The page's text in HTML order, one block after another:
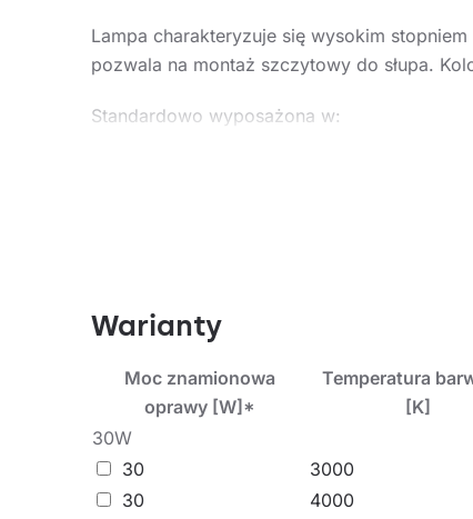
Lampa charakteryzuje się wysokim
pozwala na montaż szczytowy do słupa.
Standardowo wyposażona w:
Lampa drogowa do stosowania w
parków.
Warianty
Moc znamionowa
oprawy [W]*
Temperatura
[K]
30W
30
3000
30
4000